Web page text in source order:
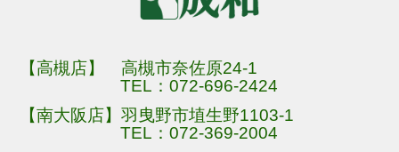
【高槻店】 高槻市奈佐原24-1
TEL：072-696-2424
【南大阪店】羽曳野市埴生野1103-1
TEL：072-369-2004